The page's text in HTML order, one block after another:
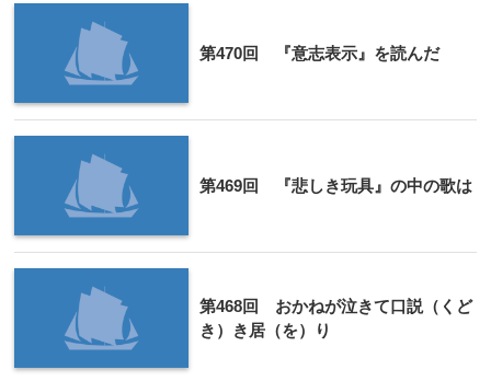
第470回 『意志表示』を読んだ
第469回 『悲しき玩具』の中の歌は
第468回 おかねが泣きて口説（くど
き）き居（を）り